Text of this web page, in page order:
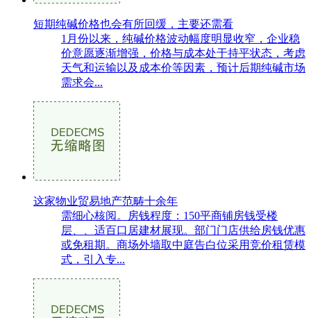
短期纯碱价格也会有所回缓，主要还需看
1月份以来，纯碱价格波动幅度明显收窄，企业稳
价意愿逐渐增强，价格与成本处于持平状态，考虑
天气和运输以及成本价等因素，预计后期纯碱市场
需求会...
这家物业贸易地产范畴十余年
需细心核阅。房钱程度：150平商铺房钱受楼
层、、适百口居建材展现。部门门店供给房钱优惠
或免租期。商场外墙取中庭告白位采用竞价租赁模
式，引入专...